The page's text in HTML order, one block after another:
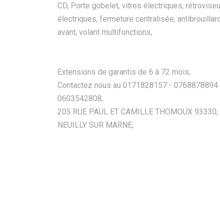
CD, Porte gobelet, vitres électriques,
électriques, fermeture centralisée,
avant, volant multifonctions,
Extensions de garantis de 6 à 72 mois,
Contactez nous au 0171828157 - 0768878894
0603542808,
205 RUE PAUL ET CAMILLE THOMOUX 93330,
NEUILLY SUR MARNE,